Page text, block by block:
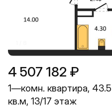
4 507 182 ₽
1—комн. квартира, 43.5
кв.м, 13/17 этаж